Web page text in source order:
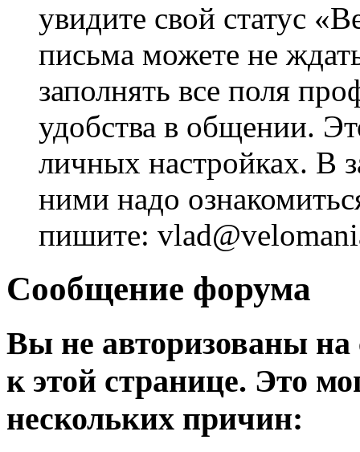
увидите свой статус
письма можете не
заполнять все поля
удобства в общении.
личных настройках. В
ними надо
пишите:
Сообщение форума
Вы не авторизованы на
к этой странице. Это
нескольких причин: